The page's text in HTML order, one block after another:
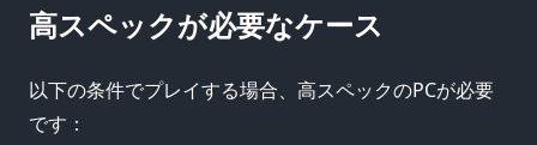
高スペックが必要なケース
以下の条件でプレイする場合、高スペックのPCが必要
です：